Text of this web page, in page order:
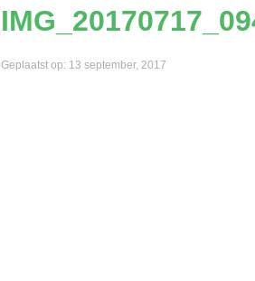
Geplaatst op: 13 september, 2017